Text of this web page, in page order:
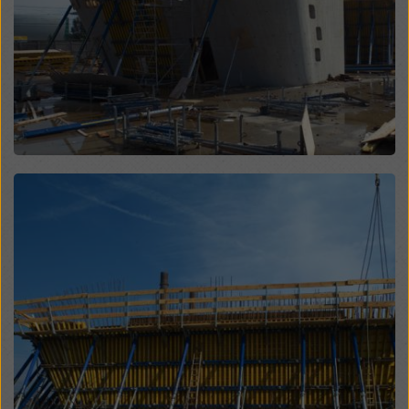
Open
Überwachungszwecken unterliegen und dagegen
keine wirksamen Rechtsbehelfe zur Verfügung
stehen. Sie können alle einwilligungspflichtigen
Cookies ablehnen, indem Sie auf "Ablehnen" klicken
oder Ihre
Cookie Einstellungen
anpassen, indem Sie
auf Cookie Einstellungen am Ende dieser Website
klicken und die entsprechenden Checkboxen
verwenden. Sie können Ihre Einwilligung jederzeit
Weitere Informationen zu unseren Cookies finden Sie
auch die Möglichkeit, Ihre Cookies auszuwählen
(Erweiterte Cookie-Einstellungen).